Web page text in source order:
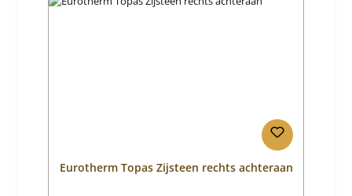
Eurotherm Topas Zijsteen rechts achteraan